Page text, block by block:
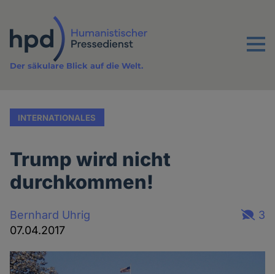
Inhalt
Menu
Der säkulare Blick auf die Welt.
INTERNATIONALES
Trump wird nicht
durchkommen!
Bernhard Uhrig
07.04.2017
3